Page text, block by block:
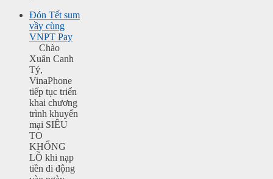
Đón Tết sum
vầy cùng
VNPT Pay
Chào
Xuân Canh
Tý,
VinaPhone
tiếp tục triển
khai chương
trình khuyến
mại SIÊU
TO
KHỔNG
LỒ khi nạp
tiền di động